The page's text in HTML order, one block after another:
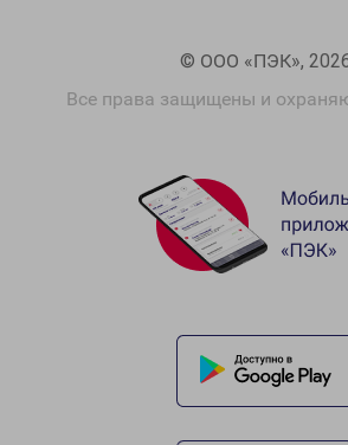
© ООО «ПЭК»,
Все права защищены и